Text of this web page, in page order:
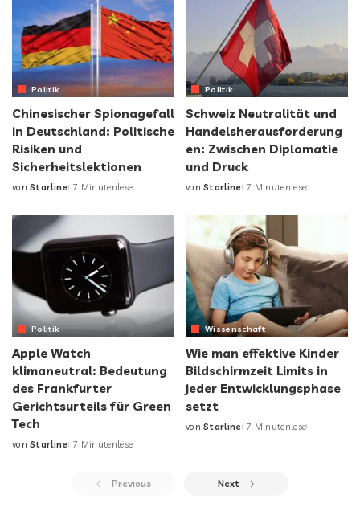
Politik
Chinesischer Spionagefall
in Deutschland: Politische
Risiken und
Sicherheitslektionen
von Starline 7 Minutenlese
Politik
Schweiz Neutralität und
Handelsherausforderung
en: Zwischen Diplomatie
und Druck
von Starline 7 Minutenlese
Politik
Apple Watch
klimaneutral: Bedeutung
des Frankfurter
Gerichtsurteils für Green
Tech
von Starline 7 Minutenlese
Wissenschaft
Wie man effektive Kinder
Bildschirmzeit Limits in
jeder Entwicklungsphase
setzt
von Starline 7 Minutenlese
Previous Next